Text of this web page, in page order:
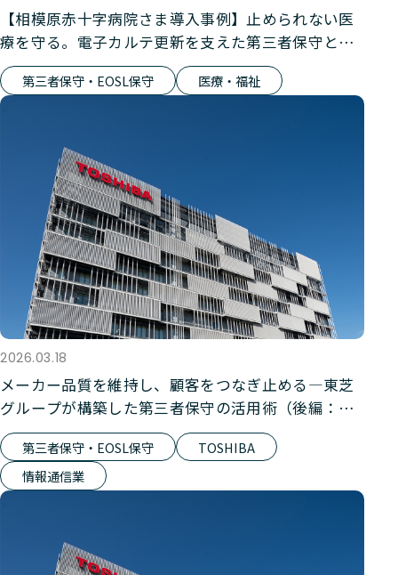
【相模原赤十字病院さま導入事例】止められない医
療を守る。電子カルテ更新を支えた第三者保守とい
う選択
第三者保守・EOSL保守 医療・福祉
2026.03.18
メーカー品質を維持し、顧客をつなぎ止める―東芝
グループが構築した第三者保守の活用術（後編：第
三者保守サービス）
第三者保守・EOSL保守
TOSHIBA
情報通信業